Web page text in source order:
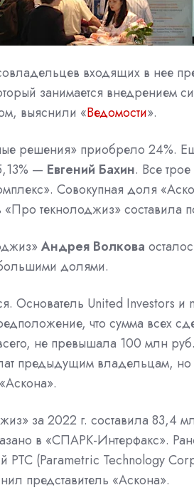
входящих в нее
занимается внедрением
выяснили «Ведомости».
решения» приобрело 24%.
— Евгений Бахин. Все
Совокупная доля
текнолоджиз» составила
Андрея Волкова
долями.
Основатель United Investors и
что сумма всех
не превышала 100 млн
предыдущим владельцам,
за 2022 г. составила 83,4
в «СПАРК-Интерфакс».
PTC (Parametric Technology
представитель «Аскона».